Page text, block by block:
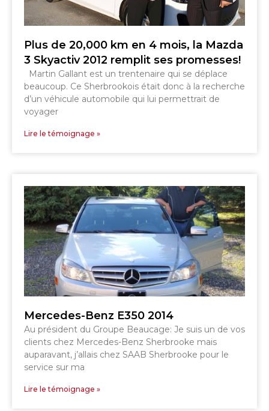
Plus de 20,000 km en 4 mois, la Mazda
3 Skyactiv 2012 remplit ses promesses!
Martin Gallant est un trentenaire qui se déplace
beaucoup. Ce Sherbrookois était donc à la recherche
d’un véhicule automobile qui lui permettrait de
voyager
Lire le témoignage »
Mercedes-Benz E350 2014
Au président du Groupe Beaucage: Je suis un de vos
clients chez Mercedes-Benz Sherbrooke mais
auparavant, j’allais chez SAAB Sherbrooke pour le
service sur ma
Lire le témoignage »
DRUMMONDVILLE
COWANSVILLE
SHERBROOKE
ST-HYACINTHE
GRANBY
DRUMMONDVILLE
VICTORIAVILLE
SHERBROOKE
GRANBY
MAGOG
SHERBROOKE